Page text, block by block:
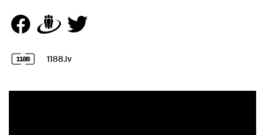
1188.lv